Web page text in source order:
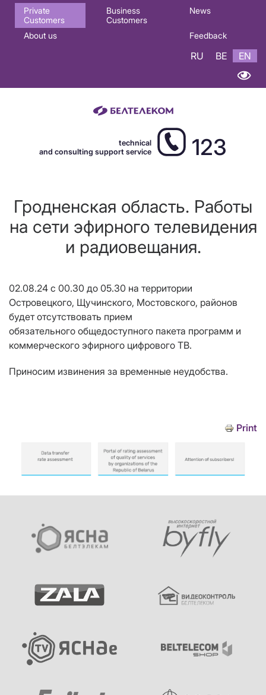
Основная
навигация
Private
Customers
Business
Customers
News
About us Feedback
RU BE EN
technical
and consulting support service
123
Гродненская область. Работы
на сети эфирного телевидения
и радиовещания.
02.08.24 с 00.30 до 05.30 на территории
Островецкого, Щучинского, Мостовского, районов
будет отсутствовать прием
обязательного общедоступного пакета программ и
коммерческого эфирного цифрового ТВ.
Приносим извинения за временные неудобства.
Print